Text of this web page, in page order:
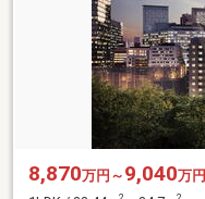
8,870万円～ 9,040万円